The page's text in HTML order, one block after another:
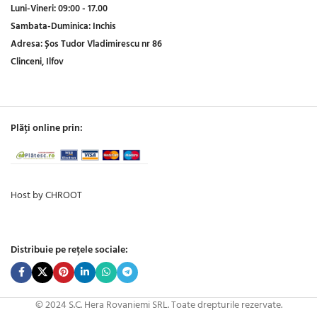
Luni-Vineri:09:00 - 17.00
Sambata-Duminica:Inchis
Adresa:Șos Tudor Vladimirescu nr 86
Clinceni, Ilfov
Plăți online prin:
Host by CHROOT
Distribuie pe rețele sociale:
© 2024 S.C. Hera Rovaniemi SRL. Toate drepturile rezervate.